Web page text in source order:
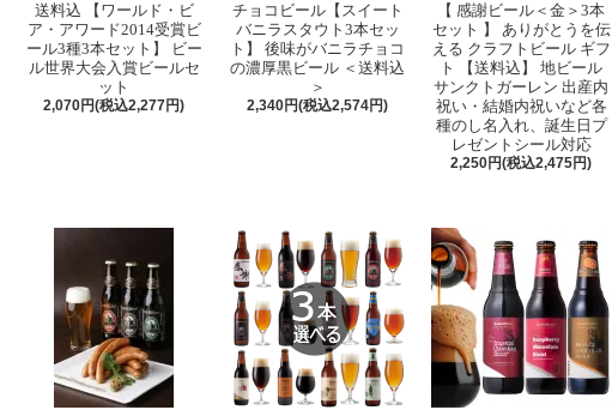
送料込 【ワールド・ビ
ア・アワード2014受賞ビ
ール3種3本セット】 ビー
ル世界大会入賞ビールセ
ット
2,070円(税込2,277円)
チョコビール【スイート
バニラスタウト3本セッ
ト】 後味がバニラチョコ
の濃厚黒ビール ＜送料込
＞
2,340円(税込2,574円)
【 感謝ビール＜金＞3本
セット 】 ありがとうを伝
える クラフトビール ギフ
ト 【送料込】 地ビール
サンクトガーレン 出産内
祝い・結婚内祝いなど各
種のし名入れ、誕生日プ
レゼントシール対応
2,250円(税込2,475円)